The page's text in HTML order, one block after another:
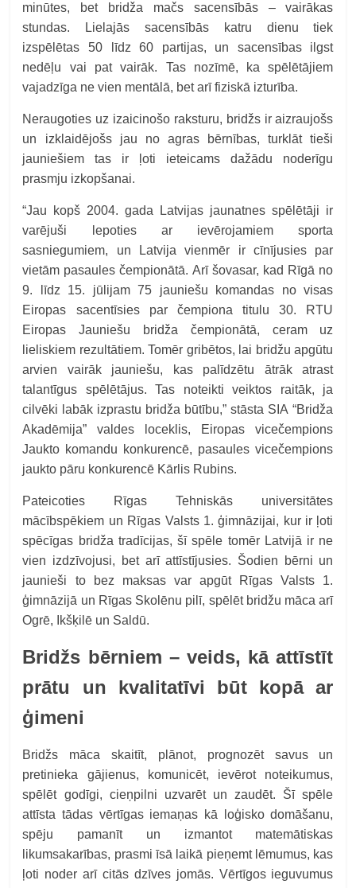
minūtes, bet bridža mačs sacensībās – vairākas
stundas. Lielajās sacensībās katru dienu tiek
izspēlētas 50 līdz 60 partijas, un sacensības ilgst
nedēļu vai pat vairāk. Tas nozīmē, ka spēlētājiem
vajadzīga ne vien mentālā, bet arī fiziskā izturība.
Neraugoties uz izaicinošo raksturu, bridžs ir aizraujošs
un izklaidējošs jau no agras bērnības, turklāt tieši
jauniešiem tas ir ļoti ieteicams dažādu noderīgu
prasmju izkopšanai.
“Jau kopš 2004. gada Latvijas jaunatnes spēlētāji ir
varējuši lepoties ar ievērojamiem sporta
sasniegumiem, un Latvija vienmēr ir cīnījusies par
vietām pasaules čempionātā. Arī šovasar, kad Rīgā no
9. līdz 15. jūlijam 75 jauniešu komandas no visas
Eiropas sacentīsies par čempiona titulu 30. RTU
Eiropas Jauniešu bridža čempionātā, ceram uz
lieliskiem rezultātiem. Tomēr gribētos, lai bridžu apgūtu
arvien vairāk jauniešu, kas palīdzētu ātrāk atrast
talantīgus spēlētājus. Tas noteikti veiktos raitāk, ja
cilvēki labāk izprastu bridža būtību,” stāsta SIA “Bridža
Akadēmija” valdes loceklis, Eiropas vicečempions
Jaukto komandu konkurencē, pasaules vicečempions
jaukto pāru konkurencē Kārlis Rubins.
Pateicoties Rīgas Tehniskās universitātes
mācībspēkiem un Rīgas Valsts 1. ģimnāzijai, kur ir ļoti
spēcīgas bridža tradīcijas, šī spēle tomēr Latvijā ir ne
vien izdzīvojusi, bet arī attīstījusies. Šodien bērni un
jaunieši to bez maksas var apgūt Rīgas Valsts 1.
ģimnāzijā un Rīgas Skolēnu pilī, spēlēt bridžu māca arī
Ogrē, Ikšķilē un Saldū.
Bridžs bērniem – veids, kā attīstīt
prātu un kvalitatīvi būt kopā ar
ģimeni
Bridžs māca skaitīt, plānot, prognozēt savus un
pretinieka gājienus, komunicēt, ievērot noteikumus,
spēlēt godīgi, cieņpilni uzvarēt un zaudēt. Šī spēle
attīsta tādas vērtīgas iemaņas kā loģisko domāšanu,
spēju pamanīt un izmantot matemātiskas
likumsakarības, prasmi īsā laikā pieņemt lēmumus, kas
ļoti noder arī citās dzīves jomās. Vērtīgos ieguvumus